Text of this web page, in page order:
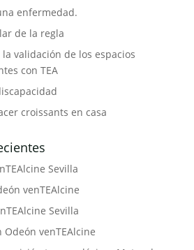
enfermedad.
de la regla
validación de los espacios
con TEA
croissants en casa
Sevilla
venTEAlcine
Sevilla
Odeón venTEAlcine